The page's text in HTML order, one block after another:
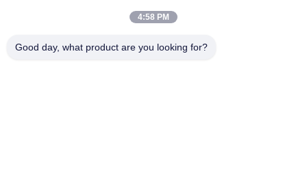
4:58 PM
Good day, what product are you looking for?